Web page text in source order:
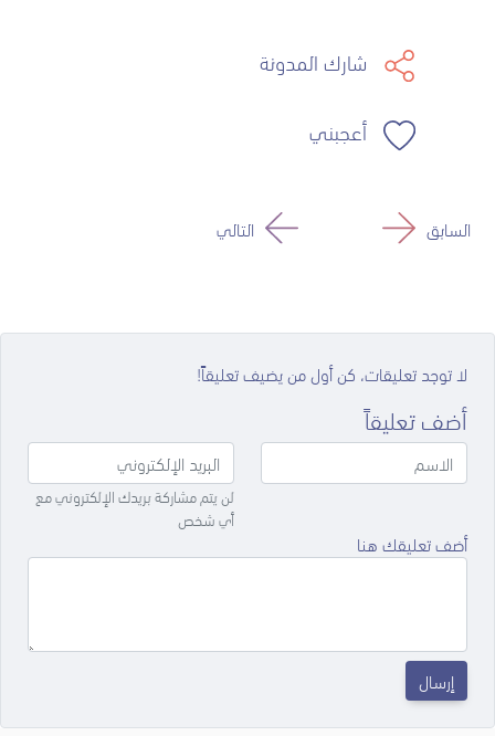
شارك المدونة
أعجبني
السابق التالي
لا توجد تعليقات، كن أول من يضيف تعليقاً!
أضف تعليقاً
لن يتم مشاركة بريدك الإلكتروني مع
أي شخص
أضف تعليقك هنا
إرسال